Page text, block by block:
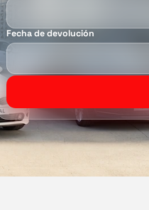
Fecha de devolución